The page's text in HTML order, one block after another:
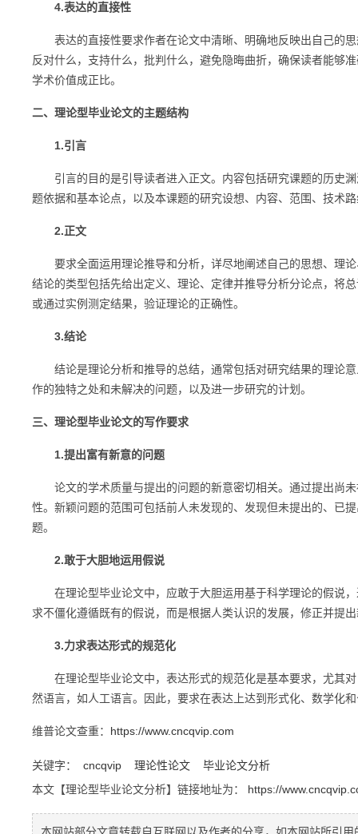
4.表达的直接性
表达的直接性要求作者在论文中清晰、明确地反映出自己的思
反对什么，支持什么，批判什么，避免隐晦曲折，确保读者能够
学术价值成正比。
二、理论型毕业论文的主题结构
1.引言
引言的目的是引导读者进入正文。内容包括研究课题的历史渊
题依据和基本论点，以及本课题的研究设想、内容、范围、技术
2.正文
要求全面运用理论推导和分析，详尽地阐述自己的思想、理论
结论的类型包括先给出定义、理论、定律并推导分析分论点，将
或通过实例测定结果，验证理论的正确性。
3.结论
结论是理论分析和推导的总结，通常包括对研究结果的理论意
作的独特之处和未解决的问题，以及进一步研究的计划。
三、理论型毕业论文的写作要求
1.提出富有新意的问题
论文的学术质量与提出的问题的新意密切相关。通过提出尚未
性。新颖问题的范围可包括前人未发现的、发现但未提出的、已
题。
2.敢于大胆地运用假说
在理论型毕业论文中，应敢于大胆运用基于科学理论的假说，
求不僵化遵循既有的假说，而是根据人类认识的发展，修正并提
3.力求表达形式的规范化
在理论型毕业论文中，表达形式的规范化是基本要求，尤其对
然语言，如人工语言。因此，要求在表达上达到形式化、数学化
维普论文查重： https://www.cncqvip.com
关键字： cncqvip 理论性论文
毕业论文分析
本文【理论型毕业论文分析】链接地址为： https://